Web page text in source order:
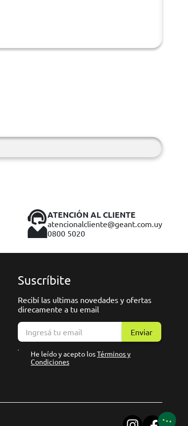
ATENCIÓN AL CLIENTE
atencionalcliente@geant.com.uy
0800 5020
Suscríbite
Recibí las ultimas novedades y ofertas
direcamente a tu email
Enviar
He leído y acepto losTérminos y
Condiciones